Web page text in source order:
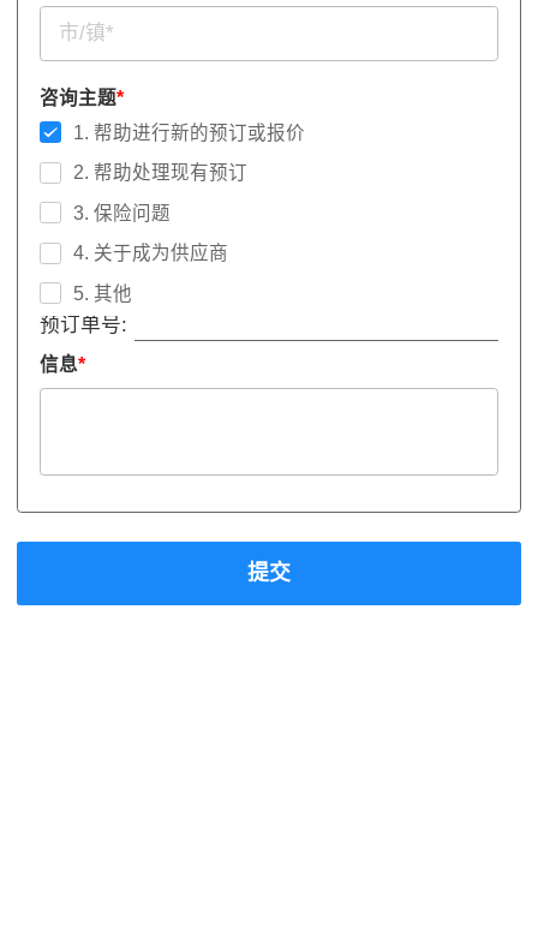
咨询主题*
1. 帮助进行新的预订或报价
2. 帮助处理现有预订
3. 保险问题
4. 关于成为供应商
5. 其他
预订单号:
信息*
提交